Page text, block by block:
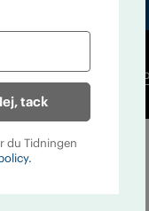
tack
du Tidningen